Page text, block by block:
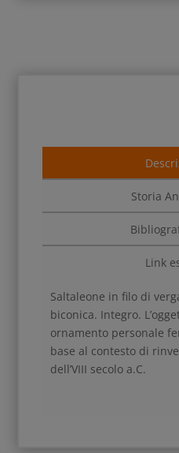
Storia
Link
Saltaleone in filo di
biconica. Integro.
ornamento personale
base al contesto di
dell’VIII secolo a.C.